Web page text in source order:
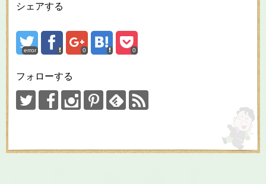
シェアする
error 0 0
フォローする